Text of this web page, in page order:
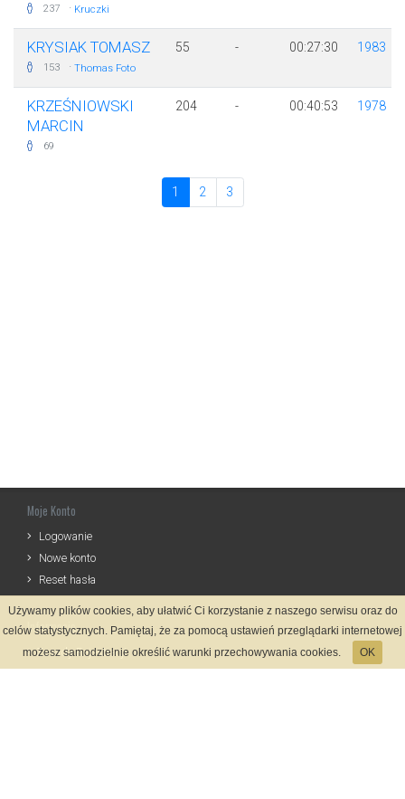
237 · Kruczki
KRYSIAK TOMASZ
153 · Thomas Foto
55 - 00:27:30 1983
KRZEŚNIOWSKI
MARCIN
69
204 - 00:40:53 1978
1 2 3
Moje Konto
Logowanie
Nowe konto
Reset hasła
Informacje
Zasady Rejestracji
Używamy plików cookies, aby ułatwić Ci korzystanie z naszego serwisu oraz do
celów statystycznych. Pamiętaj, że za pomocą ustawień przeglądarki internetowej
możesz samodzielnie określić warunki przechowywania cookies.
OK